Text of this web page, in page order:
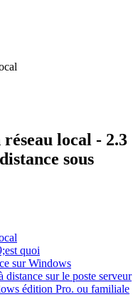
local - 2.3
sous
quoi
sur Windows
sur le poste serveur
édition Pro. ou familiale